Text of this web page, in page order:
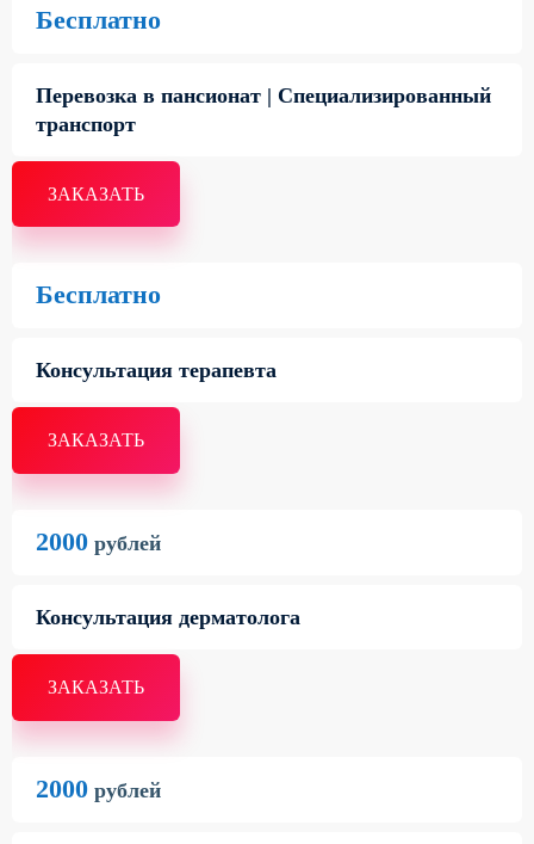
Бесплатно
Перевозка в пансионат | Специализированный
транспорт
ЗАКАЗАТЬ
Бесплатно
Консультация терапевта
ЗАКАЗАТЬ
2000 рублей
Консультация дерматолога
ЗАКАЗАТЬ
2000 рублей